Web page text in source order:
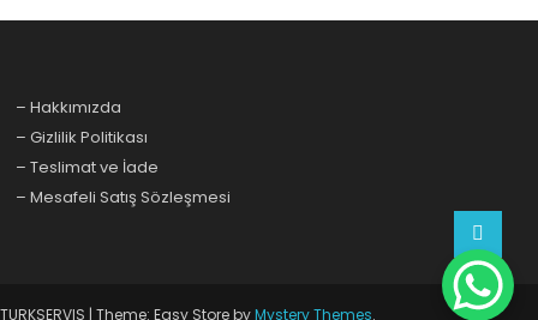
– Hakkımızda
– Gizlilik Politikası
– Teslimat ve İade
– Mesafeli Satış Sözleşmesi
TURKSERVIS | Theme: Easy Store byMystery Themes.